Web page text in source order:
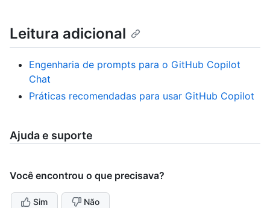
Leitura adicional
Engenharia de prompts para o GitHub Copilot
Chat
Práticas recomendadas para usar GitHub Copilot
Ajuda e suporte
Você encontrou o que precisava?
Sim Não